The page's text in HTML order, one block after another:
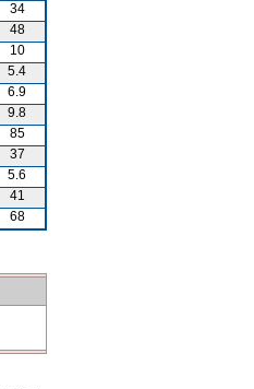
34
48
10
5.4
6.9
9.8
85
37
5.6
41
68